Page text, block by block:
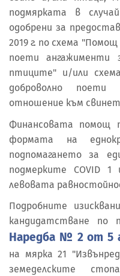
подмярката в
одобрени за
2019 г. по схема
поети ангажименти
птиците" и/или
доброволно поети
отношение към
Финансовата помощ
формата на
подпомагането за
подмерките COVID
левовата
Подробните
кандидатстване по
Наредба № 2 от 5
на мярка 21
земеделските